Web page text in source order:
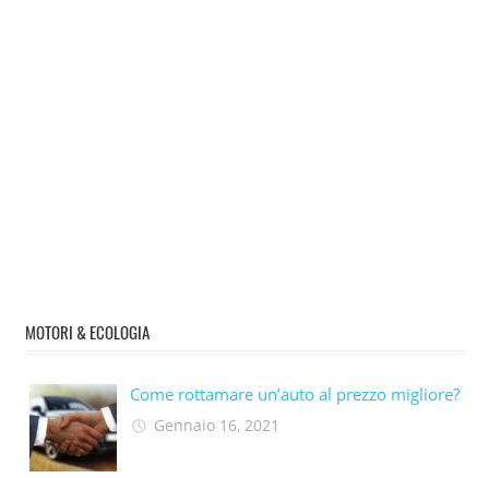
MOTORI & ECOLOGIA
Come rottamare un’auto al prezzo migliore?
Gennaio 16, 2021